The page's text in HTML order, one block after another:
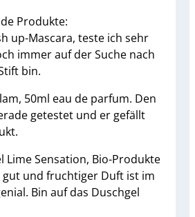
Produkte:
up-Mascara, teste ich sehr
immer auf der Suche nach
bin.
50ml eau de parfum. Den
getestet und er gefällt
Lime Sensation, Bio-Produkte
und fruchtiger Duft ist im
Bin auf das Duschgel